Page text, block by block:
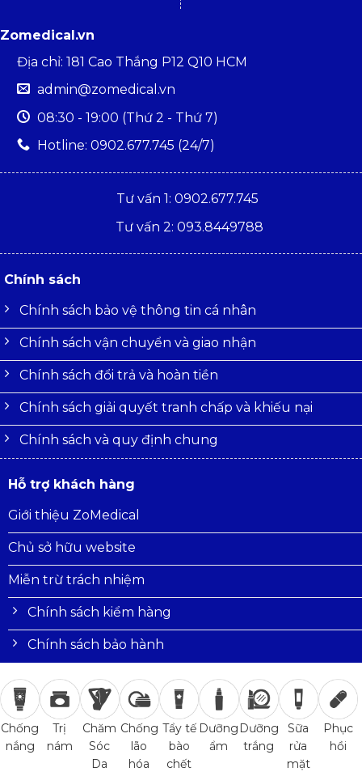
Zomedical.vn
Địa chỉ: 181 Cao Thắng P12 Q10 HCM
admin@zomedical.vn
08:30 - 19:00 (Thứ 2 - Thứ 7)
Hotline: 0902.677.745 (24/7)
Tư vấn 1: 0902.677.745
Tư vấn 2: 093.8449788
Chính sách
Chính sách bảo vệ thông tin cá nhân
Chính sách vận chuyển và giao nhận
Chính sách đổi trả và hoàn tiền
Chính sách giải quyết tranh chấp và khiếu nại
Chính sách và quy định chung
Hỗ trợ khách hàng
Giới thiệu ZoMedical
Chủ sở hữu website
Miễn trừ trách nhiệm
Chính sách kiểm hàng
Chính sách bảo hành
Chống
nắng
Trị
nám
Chăm
Sóc
Da
Chống
lão
hóa
Tẩy tế
bào
chết
Dưỡng
ẩm
Dưỡng
trắng
Sữa
rửa
mặt
Phục
hồi